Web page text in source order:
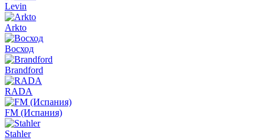
Levin
Arkto
Восход
Brandford
RADA
FM (Испания)
Stahler